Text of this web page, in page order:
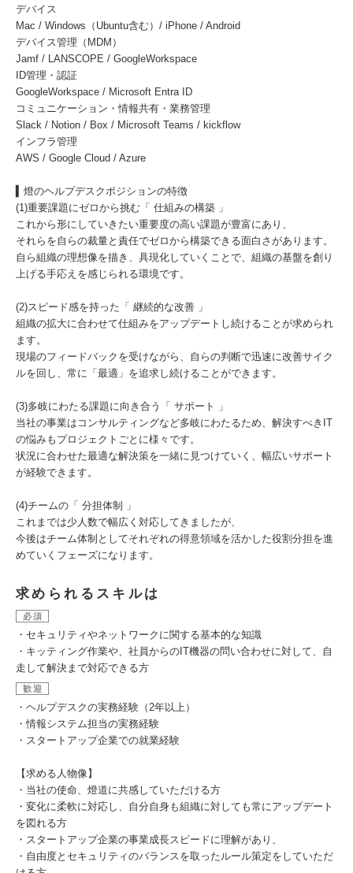
デバイス
Mac / Windows（Ubuntu含む）/ iPhone / Android
デバイス管理（MDM）
Jamf / LANSCOPE / GoogleWorkspace
ID管理・認証
GoogleWorkspace / Microsoft Entra ID
コミュニケーション・情報共有・業務管理
Slack / Notion / Box / Microsoft Teams / kickflow
インフラ管理
AWS / Google Cloud / Azure
▍燈のヘルプデスクポジションの特徴
(1)重要課題にゼロから挑む「 仕組みの構築 」
これから形にしていきたい重要度の高い課題が豊富にあり、
それらを自らの裁量と責任でゼロから構築できる面白さがあります。
自ら組織の理想像を描き、具現化していくことで、組織の基盤を創り
上げる手応えを感じられる環境です。
(2)スピード感を持った「 継続的な改善 」
組織の拡大に合わせて仕組みをアップデートし続けることが求められ
ます。
現場のフィードバックを受けながら、自らの判断で迅速に改善サイク
ルを回し、常に「最適」を追求し続けることができます。
(3)多岐にわたる課題に向き合う「 サポート 」
当社の事業はコンサルティングなど多岐にわたるため、解決すべきIT
の悩みもプロジェクトごとに様々です。
状況に合わせた最適な解決策を一緒に見つけていく、幅広いサポート
が経験できます。
(4)チームの「 分担体制 」
これまでは少人数で幅広く対応してきましたが、
今後はチーム体制としてそれぞれの得意領域を活かした役割分担を進
めていくフェーズになります。
求められるスキルは
必須
・セキュリティやネットワークに関する基本的な知識
・キッティング作業や、社員からのIT機器の問い合わせに対して、自
走して解決まで対応できる方
歓迎
・ヘルプデスクの実務経験（2年以上）
・情報システム担当の実務経験
・スタートアップ企業での就業経験
【求める人物像】
・当社の使命、燈道に共感していただける方
・変化に柔軟に対応し、自分自身も組織に対しても常にアップデート
を図れる方
・スタートアップ企業の事業成長スピードに理解があり、
・自由度とセキュリティのバランスを取ったルール策定をしていただ